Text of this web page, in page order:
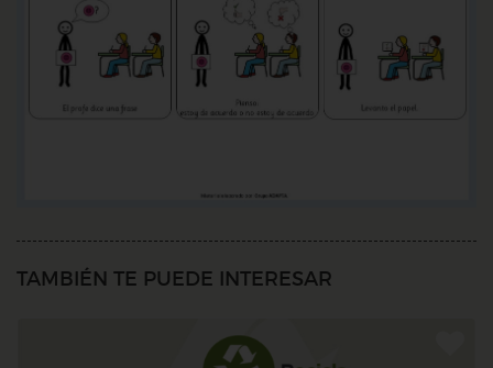
TAMBIÉN TE PUEDE INTERESAR